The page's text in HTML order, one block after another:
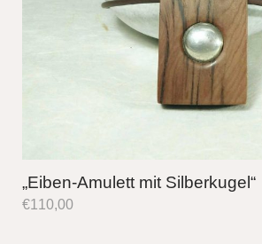
„Eiben-Amulett mit Silberkugel“
€110,00